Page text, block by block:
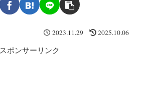
2023.11.29 2025.10.06
スポンサーリンク